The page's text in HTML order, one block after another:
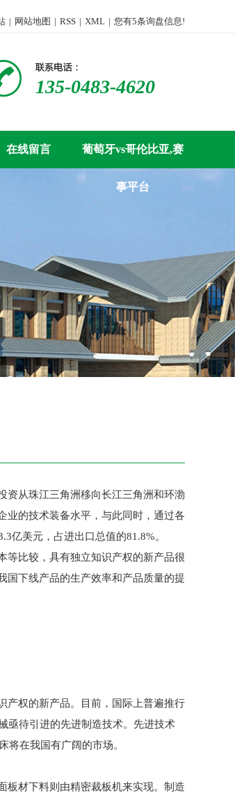
| 网站地图 | RSS | XML | 您有5条询盘信息!
135-0483-4620
在线留言 葡萄牙vs哥伦比亚,赛
事平台
从珠江三角洲移向长江三角洲和环渤
业的技术装备水平，与此同时，通过各
亿美元，占进出口总值的81.8%。
比较，具有独立知识产权的新产品很
国下线产品的生产效率和产品质量的提
权的新产品。目前，国际上普遍推行
亟待引进的先进制造技术。先进技术
将在我国有广阔的市场。
材下料则由精密裁板机来实现。制造